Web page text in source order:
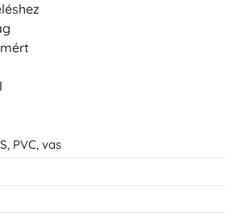
PVC, vas